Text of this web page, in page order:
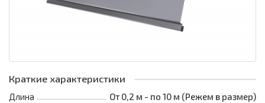
Краткие характеристики
Длина
От 0,2 м - по 10 м (Режем в размер)